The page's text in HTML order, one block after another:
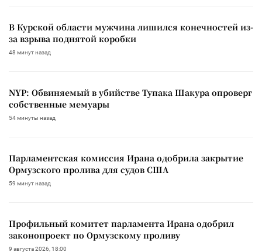
В Курской области мужчина лишился конечностей из-
за взрыва поднятой коробки
48 минут назад
NYP: Обвиняемый в убийстве Тупака Шакура опроверг
собственные мемуары
54 минуты назад
Парламентская комиссия Ирана одобрила закрытие
Ормузского пролива для судов США
59 минут назад
Профильный комитет парламента Ирана одобрил
законопроект по Ормузскому проливу
9 августа 2026, 18:00